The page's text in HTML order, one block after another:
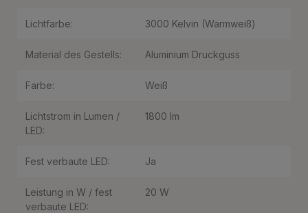
Lichtfarbe: 3000 Kelvin (Warmweiß)
Material des Gestells: Aluminium Druckguss
Farbe: Weiß
Lichtstrom in Lumen /
LED:
1800 lm
Fest verbaute LED: Ja
Leistung in W / fest
verbaute LED:
20 W